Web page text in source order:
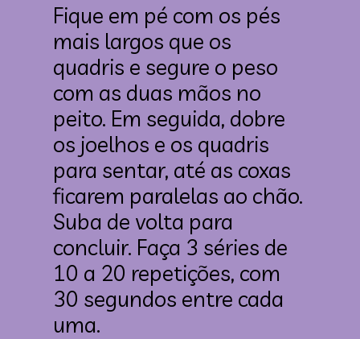
Fique em pé com os pés
mais largos que os
quadris e segure o peso
com as duas mãos no
peito. Em seguida, dobre
os joelhos e os quadris
para sentar, até as coxas
ficarem paralelas ao chão.
Suba de volta para
concluir. Faça 3 séries de
10 a 20 repetições, com
30 segundos entre cada
uma.